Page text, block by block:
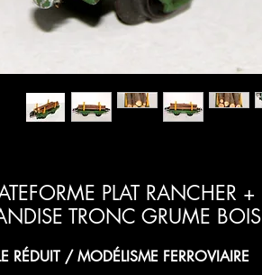
PLAT RANCHER +
TRONC GRUME BOIS
/ MODÉLISME FERROVIAIRE